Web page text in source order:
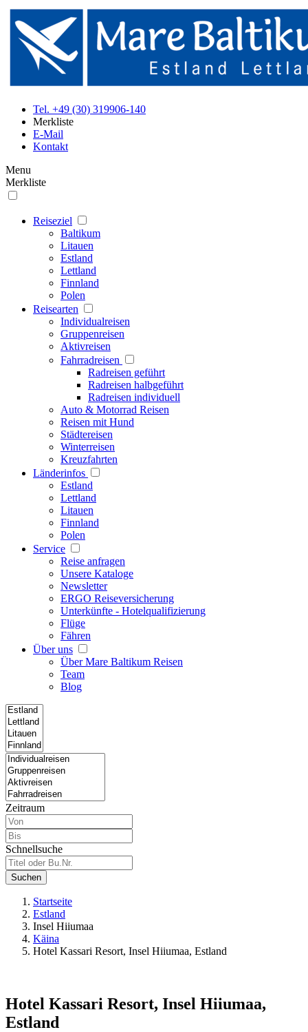
Tel. +49 (30) 319906-140
Merkliste
E-Mail
Kontakt
Menu
Merkliste
Reiseziel
Baltikum
Litauen
Estland
Lettland
Finnland
Polen
Reisearten
Individualreisen
Gruppenreisen
Aktivreisen
Fahrradreisen
Radreisen geführt
Radreisen halbgeführt
Radreisen individuell
Auto & Motorrad Reisen
Reisen mit Hund
Städtereisen
Winterreisen
Kreuzfahrten
Länderinfos
Estland
Lettland
Litauen
Finnland
Polen
Service
Reise anfragen
Unsere Kataloge
Newsletter
ERGO Reiseversicherung
Unterkünfte - Hotelqualifizierung
Flüge
Fähren
Über uns
Über Mare Baltikum Reisen
Team
Blog
Zeitraum
Schnellsuche
Suchen
Startseite
Estland
Insel Hiiumaa
Käina
Hotel Kassari Resort, Insel Hiiumaa, Estland
Hotel Kassari Resort, Insel Hiiumaa,
Estland